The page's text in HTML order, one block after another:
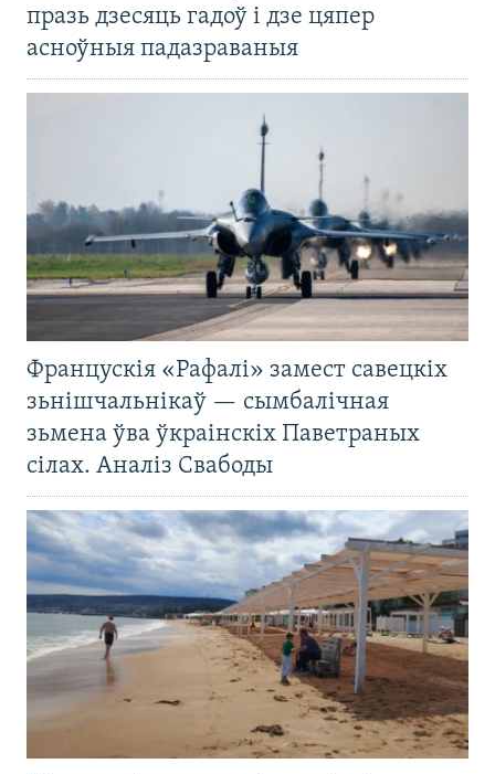
празь дзесяць гадоў і дзе цяпер
асноўныя падазраваныя
Францускія «Рафалі» замест савецкіх
зьнішчальнікаў — сымбалічная
зьмена ўва ўкраінскіх Паветраных
сілах. Аналіз Свабоды